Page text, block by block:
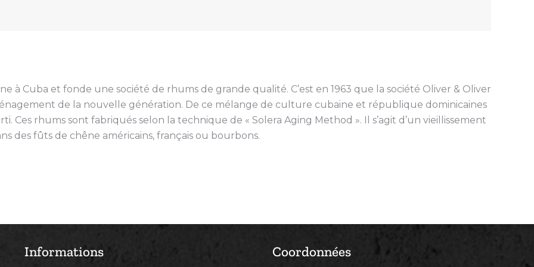
à Cuba et fonde une société de rhums de grande qualité. C’est en 1963 que la société Oliver & Oliver
de la nouvelle génération. De ce mélange de culture cubaine et république dominicaines
Ces rhums sont fabriqués selon la technique de « Solera Aging Method ». Il s’agit d’un vieillissement
des fûts de chêne américains, français ou bourbons.
Informations Coordonnées